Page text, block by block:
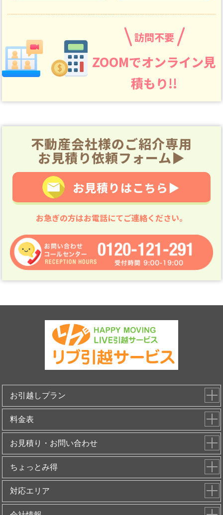
訪問不要
ZOOMでオンライン見
積もり!!
不動産会社様のご紹介専用
お見積り依頼フォーム▶
お見積りはこちら▶
お急ぎの方はお電話にてご連絡ください。
お引越しプラン
料金表
お見積り・お問い合わせ
ちょっとみ得
対応エリア